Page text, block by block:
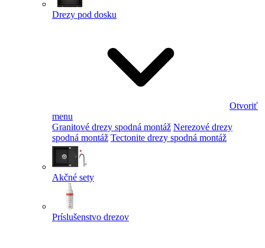
Drezy pod dosku
Otvoriť
menu
Granitové drezy spodná montáž Nerezové drezy
spodná montáž Tectonite drezy spodná montáž
Akčné sety
Príslušenstvo drezov